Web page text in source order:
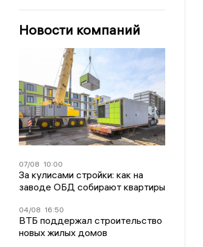
Новости компаний
07/08 10:00
За кулисами стройки: как на
заводе ОБД собирают квартиры
04/08 16:50
ВТБ поддержал строительство
новых жилых домов